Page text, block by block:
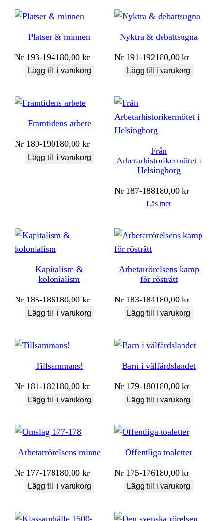
Platser & minnen
Nr 193-194180,00kr
Lägg till i varukorg
Nyktra & debattsugna
Nr 191-192180,00kr
Lägg till i varukorg
Framtidens arbete
Nr 189-190180,00kr
Lägg till i varukorg
Från
Arbetarhistorikermötet i
Helsingborg
Nr 187-188180,00kr
Läs mer
Kapitalism &
kolonialism
Nr 185-186180,00kr
Lägg till i varukorg
Arbetarrörelsens kamp
för rösträtt
Nr 183-184180,00kr
Lägg till i varukorg
Tillsammans!
Nr 181-182180,00kr
Lägg till i varukorg
Barn i välfärdslandet
Nr 179-180180,00kr
Lägg till i varukorg
Arbetarrörelsens minne
Nr 177-178180,00kr
Lägg till i varukorg
Offentliga toaletter
Nr 175-176180,00kr
Lägg till i varukorg